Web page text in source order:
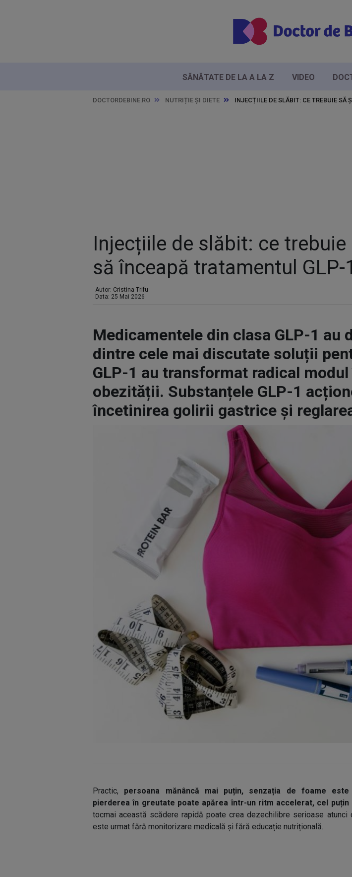
SĂNĂTATE DE LA A LA Z VIDEO
DOCTORDEBINE.RO NUTRIȚIE ȘI DIETE INJECȚIILE DE SLĂBIT: CE TREBUIE SĂ
Injecțiile de slăbit: ce
să înceapă tratamentul GLP-1
Autor: Cristina Trifu
Data: 25 Mai 2026
Medicamentele din clasa GLP-1 au
dintre cele mai discutate soluții
GLP-1 au transformat radical
obezității. Substanțele GLP-1
încetinirea golirii gastrice și
Practic, persoana mănâncă mai puțin, senzația de foame este
pierderea în greutate poate apărea într-un ritm accelerat, cel puțin
tocmai această scădere rapidă poate crea dezechilibre serioase atunci
este urmat fără monitorizare medicală și fără educație nutrițională.